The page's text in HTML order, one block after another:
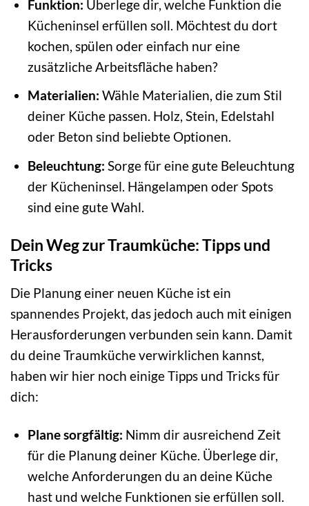
Funktion: Überlege dir, welche Funktion die
Kücheninsel erfüllen soll. Möchtest du dort
kochen, spülen oder einfach nur eine
zusätzliche Arbeitsfläche haben?
Materialien: Wähle Materialien, die zum Stil
deiner Küche passen. Holz, Stein, Edelstahl
oder Beton sind beliebte Optionen.
Beleuchtung: Sorge für eine gute Beleuchtung
der Kücheninsel. Hängelampen oder Spots
sind eine gute Wahl.
Dein Weg zur Traumküche: Tipps und
Tricks
Die Planung einer neuen Küche ist ein
spannendes Projekt, das jedoch auch mit einigen
Herausforderungen verbunden sein kann. Damit
du deine Traumküche verwirklichen kannst,
haben wir hier noch einige Tipps und Tricks für
dich:
Plane sorgfältig: Nimm dir ausreichend Zeit
für die Planung deiner Küche. Überlege dir,
welche Anforderungen du an deine Küche
hast und welche Funktionen sie erfüllen soll.